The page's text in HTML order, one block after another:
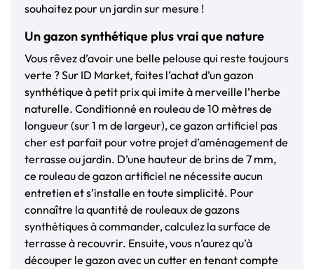
souhaitez pour un jardin sur mesure !
Un gazon synthétique plus vrai que nature
Vous rêvez d’avoir une belle pelouse qui reste toujours
verte ? Sur ID Market, faites l’achat d’un gazon
synthétique à petit prix qui imite à merveille l’herbe
naturelle. Conditionné en rouleau de 10 mètres de
longueur (sur 1 m de largeur), ce gazon artificiel pas
cher est parfait pour votre projet d’aménagement de
terrasse ou jardin. D’une hauteur de brins de 7 mm,
ce rouleau de gazon artificiel ne nécessite aucun
entretien et s’installe en toute simplicité. Pour
connaître la quantité de rouleaux de gazons
synthétiques à commander, calculez la surface de
terrasse à recouvrir. Ensuite, vous n’aurez qu’à
découper le gazon avec un cutter en tenant compte